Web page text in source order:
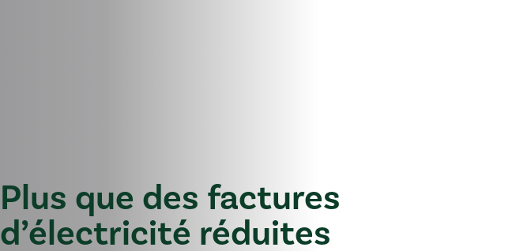
Plus que des factures
d’électricité réduites